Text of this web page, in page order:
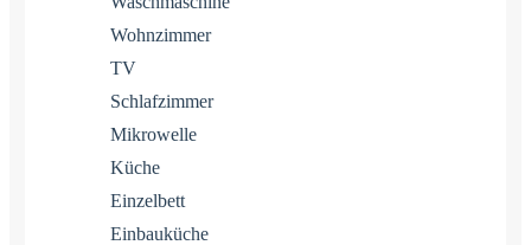
Wohnzimmer
TV
Schlafzimmer
Mikrowelle
Küche
Einzelbett
Einbauküche